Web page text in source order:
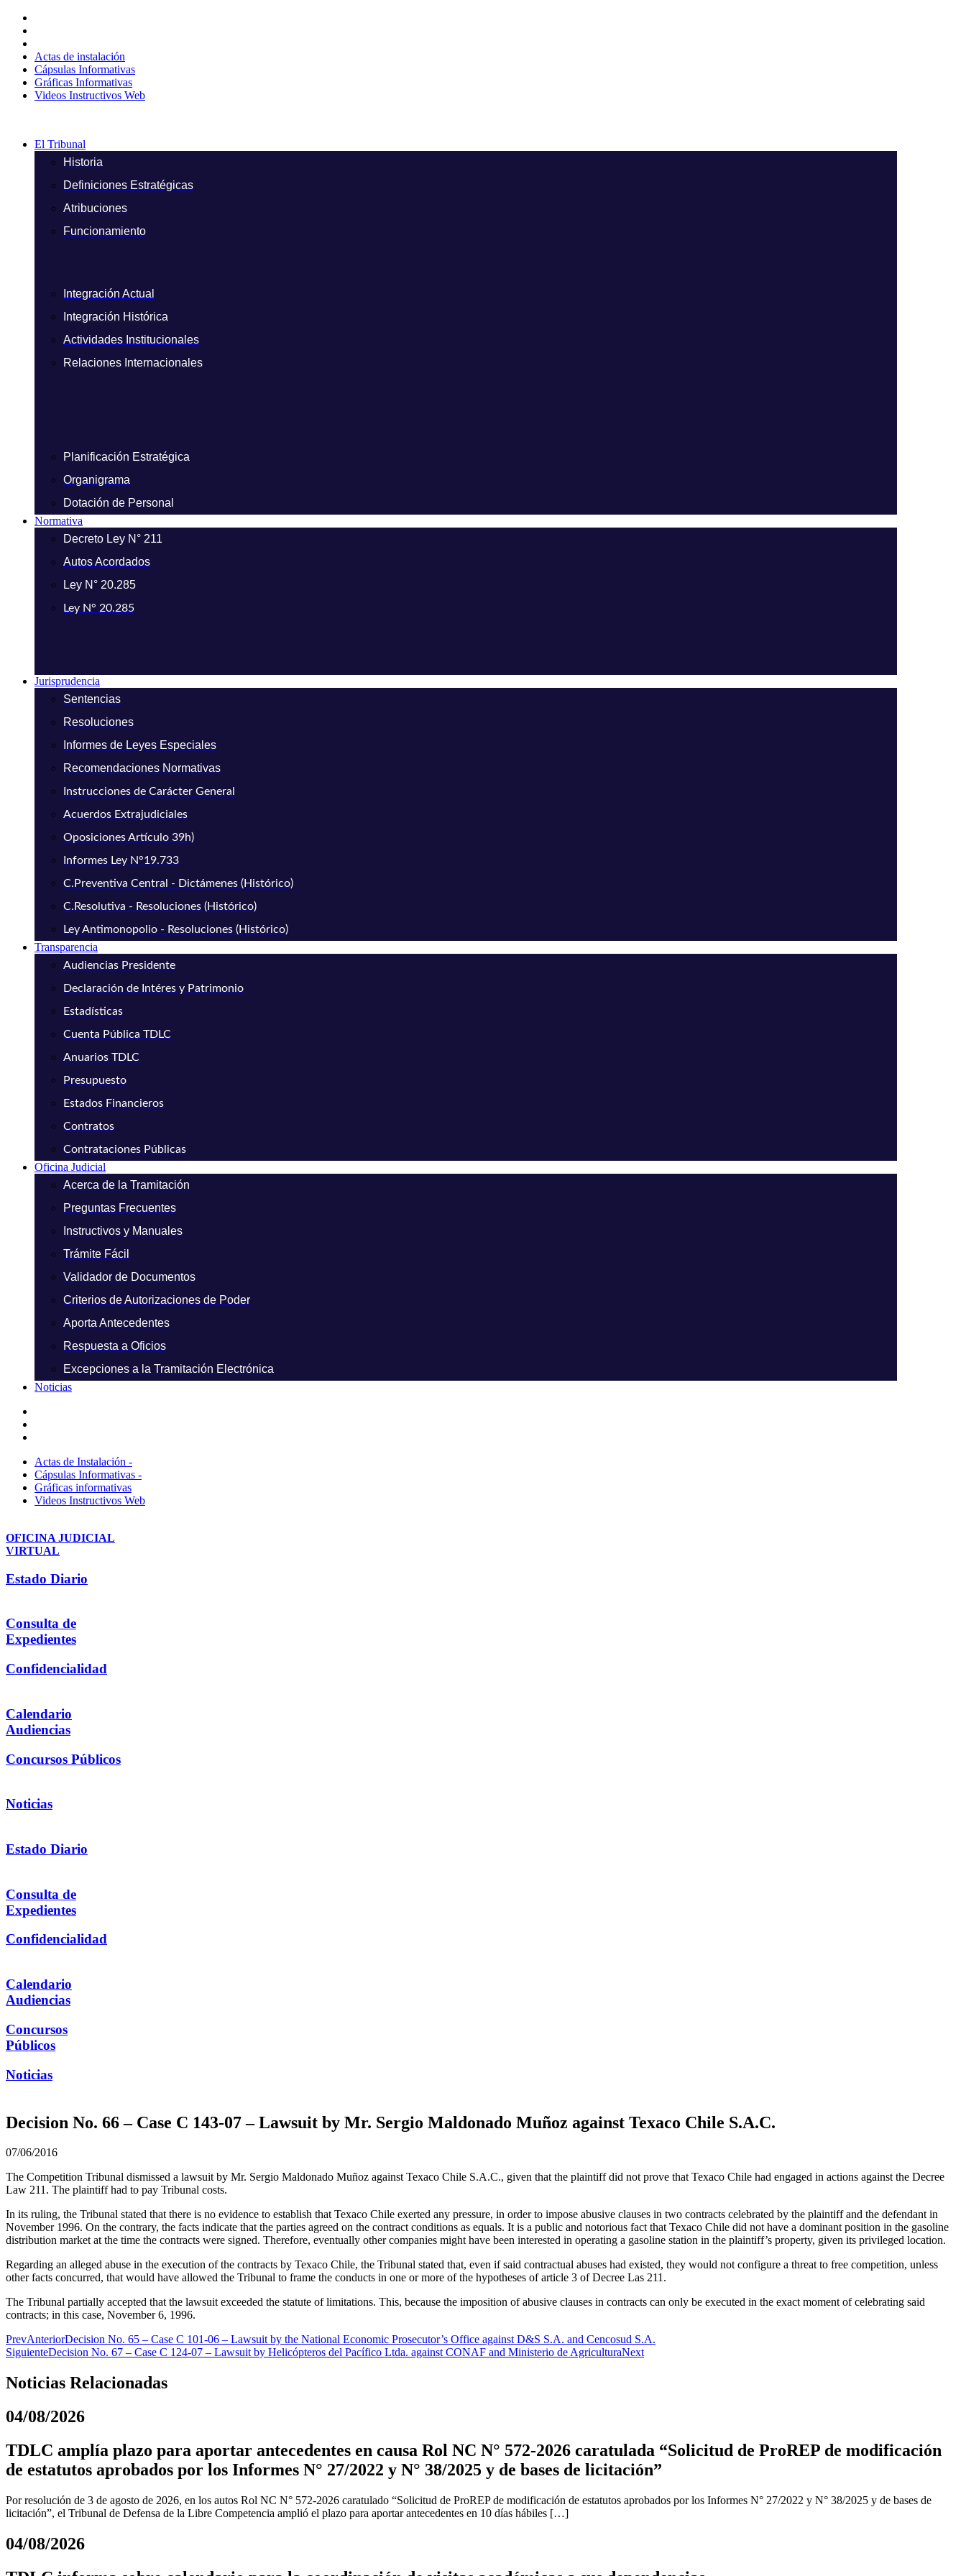
contenido
Actas de instalación
Cápsulas Informativas
Gráficas Informativas
Videos Instructivos Web
El Tribunal
Historia
Definiciones Estratégicas
Atribuciones
Funcionamiento
Integración Actual
Integración Histórica
Actividades Institucionales
Relaciones Internacionales
Planificación Estratégica
Organigrama
Dotación de Personal
Normativa
Decreto Ley N° 211
Autos Acordados
Ley N° 20.285
Ley N° 20.285
Jurisprudencia
Sentencias
Resoluciones
Informes de Leyes Especiales
Recomendaciones Normativas
Instrucciones de Carácter General
Acuerdos Extrajudiciales
Oposiciones Artículo 39h)
Informes Ley N°19.733
C.Preventiva Central - Dictámenes (Histórico)
C.Resolutiva - Resoluciones (Histórico)
Ley Antimonopolio - Resoluciones (Histórico)
Transparencia
Audiencias Presidente
Declaración de Intéres y Patrimonio
Estadísticas
Cuenta Pública TDLC
Anuarios TDLC
Presupuesto
Estados Financieros
Contratos
Contrataciones Públicas
Oficina Judicial
Acerca de la Tramitación
Preguntas Frecuentes
Instructivos y Manuales
Trámite Fácil
Validador de Documentos
Criterios de Autorizaciones de Poder
Aporta Antecedentes
Respuesta a Oficios
Excepciones a la Tramitación Electrónica
Noticias
Actas de Instalación -
Cápsulas Informativas -
Gráficas informativas
Videos Instructivos Web
OFICINA JUDICIAL
VIRTUAL
Estado Diario
Consulta de
Expedientes
Confidencialidad
Calendario
Audiencias
Concursos Públicos
Noticias
Estado Diario
Consulta de
Expedientes
Confidencialidad
Calendario
Audiencias
Concursos
Públicos
Noticias
Decision No. 66 – Case C 143-07 – Lawsuit by Mr. Sergio Maldonado Muñoz against Texaco Chile S.A.C.
07/06/2016
The Competition Tribunal dismissed a lawsuit by Mr. Sergio Maldonado Muñoz against Texaco Chile S.A.C., given that the plaintiff did not prove that Texaco Chile had engaged in actions against the Decree
Law 211. The plaintiff had to pay Tribunal costs.
In its ruling, the Tribunal stated that there is no evidence to establish that Texaco Chile exerted any pressure, in order to impose abusive clauses in two contracts celebrated by the plaintiff and the defendant in
November 1996. On the contrary, the facts indicate that the parties agreed on the contract conditions as equals. It is a public and notorious fact that Texaco Chile did not have a dominant position in the gasoline
distribution market at the time the contracts were signed. Therefore, eventually other companies might have been interested in operating a gasoline station in the plaintiff’s property, given its privileged location.
Regarding an alleged abuse in the execution of the contracts by Texaco Chile, the Tribunal stated that, even if said contractual abuses had existed, they would not configure a threat to free competition, unless
other facts concurred, that would have allowed the Tribunal to frame the conducts in one or more of the hypotheses of article 3 of Decree Las 211.
The Tribunal partially accepted that the lawsuit exceeded the statute of limitations. This, because the imposition of abusive clauses in contracts can only be executed in the exact moment of celebrating said
contracts; in this case, November 6, 1996.
PrevAnteriorDecision No. 65 – Case C 101-06 – Lawsuit by the National Economic Prosecutor’s Office against D&S S.A. and Cencosud S.A.
SiguienteDecision No. 67 – Case C 124-07 – Lawsuit by Helicópteros del Pacífico Ltda. against CONAF and Ministerio de AgriculturaNext
Noticias Relacionadas
04/08/2026
TDLC amplía plazo para aportar antecedentes en causa Rol NC N° 572-2026 caratulada “Solicitud de ProREP de modificación
de estatutos aprobados por los Informes N° 27/2022 y N° 38/2025 y de bases de licitación”
Por resolución de 3 de agosto de 2026, en los autos Rol NC N° 572-2026 caratulado “Solicitud de ProREP de modificación de estatutos aprobados por los Informes N° 27/2022 y N° 38/2025 y de bases de
licitación”, el Tribunal de Defensa de la Libre Competencia amplió el plazo para aportar antecedentes en 10 días hábiles […]
04/08/2026